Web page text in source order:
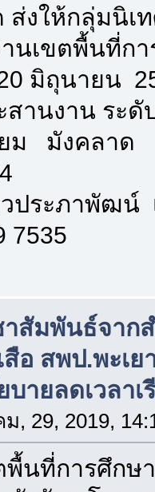
งให้กลุ่มนิเ
นเขตพื้นที่ก
มิถุนายน
สานงาน ระ
ยม มังค
ระภาพัฒน์
7535
สัมพันธ์จาก
อ สพป.พะเย
ายลดเวลา
, 29, 2019,
นที่การศึกษ